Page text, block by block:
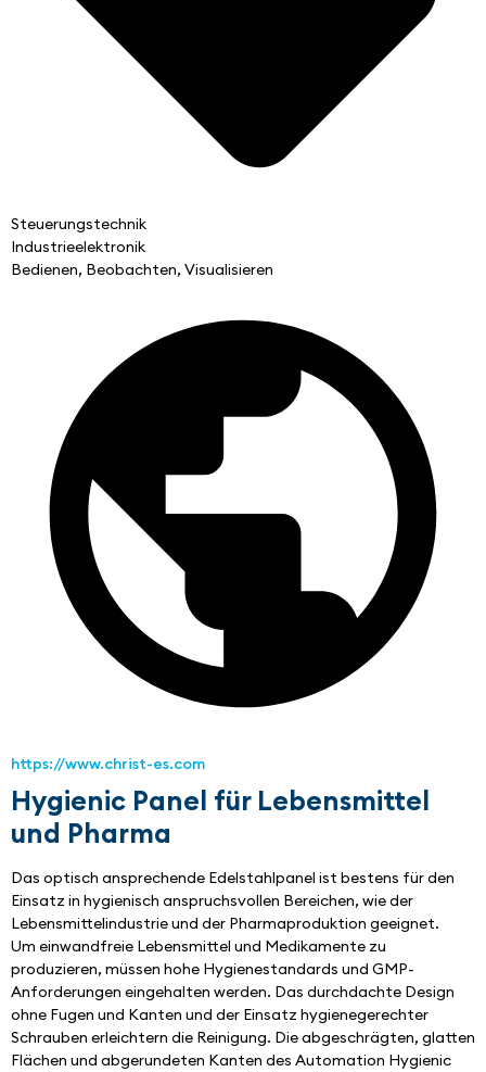
Steuerungstechnik
Industrieelektronik
Bedienen, Beobachten, Visualisieren
https://www.christ-es.com
Hygienic Panel für Lebensmittel
und Pharma
Das optisch ansprechende Edelstahlpanel ist bestens für den
Einsatz in hygienisch anspruchsvollen Bereichen, wie der
Lebensmittelindustrie und der Pharmaproduktion geeignet.
Um einwandfreie Lebensmittel und Medikamente zu
produzieren, müssen hohe Hygienestandards und GMP-
Anforderungen eingehalten werden. Das durchdachte Design
ohne Fugen und Kanten und der Einsatz hygienegerechter
Schrauben erleichtern die Reinigung. Die abgeschrägten, glatten
Flächen und abgerundeten Kanten des Automation Hygienic